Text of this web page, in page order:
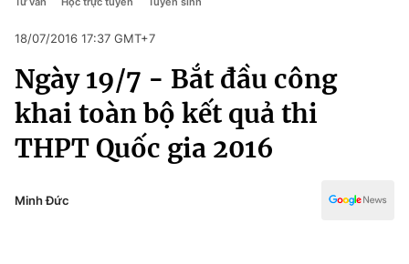
Chuyên mục
Chính trị
Xã hội
Pháp luật
Pháp luật
Kinh tế
Thể thao
Truyền hình
Văn hóa - Giải trí
18/07/2016 17:37 GMT+7
Ngày 19/7 - Bắt đầu công
khai toàn bộ kết quả thi
THPT Quốc gia 2016
Minh Đức